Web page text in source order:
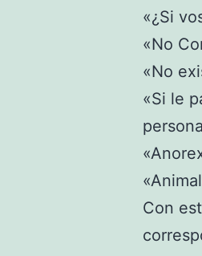
«¿Si
«No
«No
«Si le
Con